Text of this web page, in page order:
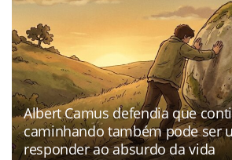
Albert Camus defendia que
caminhando também pode ser
responder ao absurdo da vida